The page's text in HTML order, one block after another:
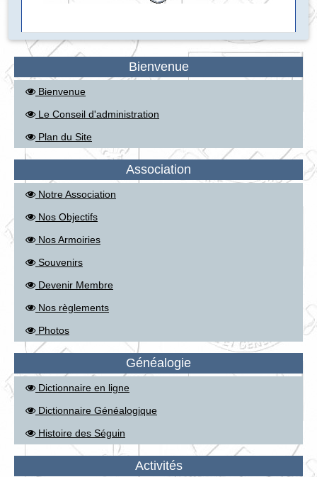
Bienvenue
Bienvenue
Le Conseil d'administration
Plan du Site
Association
Notre Association
Nos Objectifs
Nos Armoiries
Souvenirs
Devenir Membre
Nos règlements
Photos
Généalogie
Dictionnaire en ligne
Dictionnaire Généalogique
Histoire des Séguin
Activités